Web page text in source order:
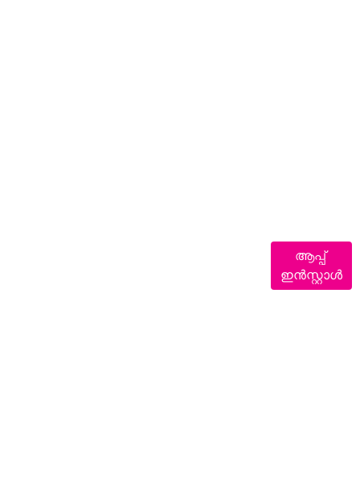
ആപ്പ്
ഇൻസ്റ്റാൾ